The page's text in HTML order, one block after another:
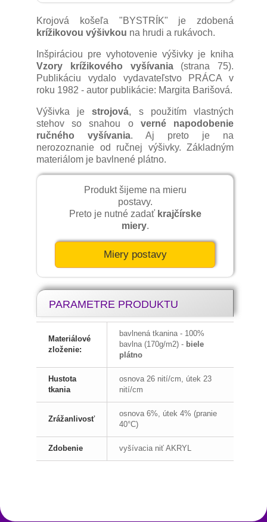
Krojová košeľa "BYSTRÍK" je zdobená
krížikovou výšivkou na hrudi a rukávoch.
Inšpiráciou pre vyhotovenie výšivky je kniha
Vzory krížikového vyšívania(strana 75).
Publikáciu vydalo vydavateľstvo PRÁCA v
roku 1982 - autor publikácie: Margita Barišová.
Výšivka jestrojová, s použitím vlastných
stehov so snahou o verné napodobenie
ručného vyšívania. Aj preto je na
nerozoznanie od ručnej výšivky. Základným
materiálom je bavlnené plátno.
Produkt šijeme na mieru
postavy.
Preto je nutné zadať krajčírske
miery.
Miery postavy
PARAMETRE PRODUKTU
Materiálové
zloženie:
bavlnená tkanina - 100%
bavlna (170g/m2) - biele
plátno
Hustota
tkania
osnova 26 nití/cm, útek 23
nití/cm
Zrážanlivosť
osnova 6%, útek 4% (pranie
40°C)
Zdobenie vyšívacia niť AKRYL